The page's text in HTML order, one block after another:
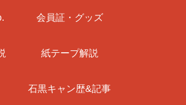
会員証・グッズ
紙テープ解説
石黒キャン歴&記事